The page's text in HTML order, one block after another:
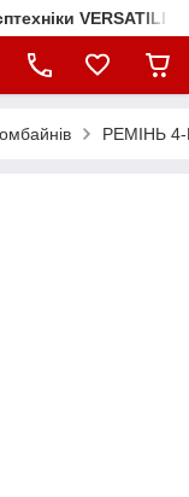
VERSATILE
РЕМІНЬ 4-